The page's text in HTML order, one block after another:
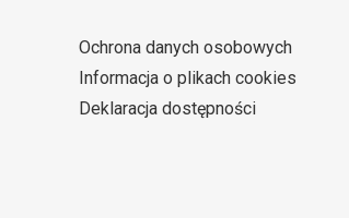
Ochrona danych osobowych
Informacja o plikach cookies
Deklaracja dostępności